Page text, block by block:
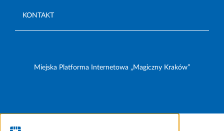
KONTAKT
Miejska Platforma Internetowa „Magiczny Kraków”